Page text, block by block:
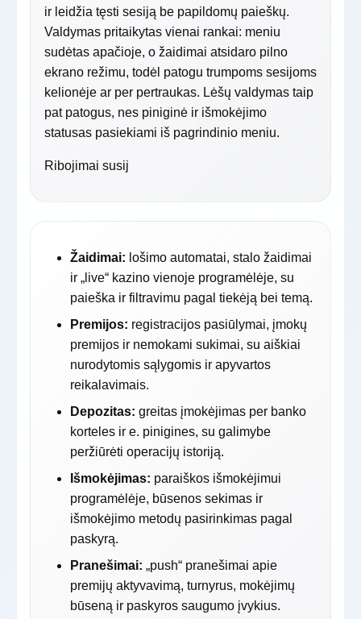
ir leidžia tęsti sesiją be papildomų paieškų.
Valdymas pritaikytas vienai rankai: meniu
sudėtas apačioje, o žaidimai atsidaro pilno
ekrano režimu, todėl patogu trumpoms sesijoms
kelionėje ar per pertraukas. Lėšų valdymas taip
pat patogus, nes piniginė ir išmokėjimo
statusas pasiekiami iš pagrindinio meniu.
Ribojimai susij
Žaidimai: lošimo automatai, stalo žaidimai
ir „live“ kazino vienoje programėlėje, su
paieška ir filtravimu pagal tiekėją bei temą.
Premijos: registracijos pasiūlymai, įmokų
premijos ir nemokami sukimai, su aiškiai
nurodytomis sąlygomis ir apyvartos
reikalavimais.
Depozitas: greitas įmokėjimas per banko
korteles ir e. pinigines, su galimybe
peržiūrėti operacijų istoriją.
Išmokėjimas: paraiškos išmokėjimui
programėlėje, būsenos sekimas ir
išmokėjimo metodų pasirinkimas pagal
paskyrą.
Pranešimai: „push“ pranešimai apie
premijų aktyvavimą, turnyrus, mokėjimų
būseną ir paskyros saugumo įvykius.